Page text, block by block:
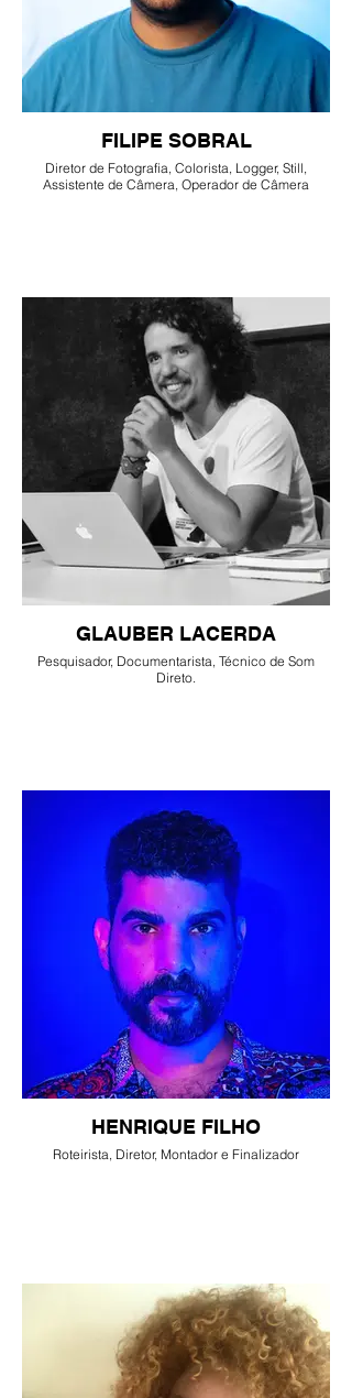
FILIPE SOBRAL
Diretor de Fotografia, Colorista, Logger, Still,
Assistente de Câmera, Operador de Câmera
GLAUBER LACERDA
Pesquisador, Documentarista, Técnico de Som
Direto.
HENRIQUE FILHO
Roteirista, Diretor, Montador e Finalizador